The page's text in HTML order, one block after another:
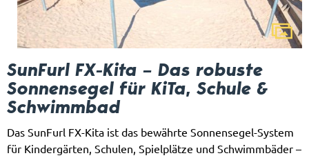
SunFurl FX-Kita – Das robuste
Sonnensegel für KiTa, Schule &
Schwimmbad
Das SunFurl FX-Kita ist das bewährte Sonnensegel-System
für Kindergärten, Schulen, Spielplätze und Schwimmbäder –